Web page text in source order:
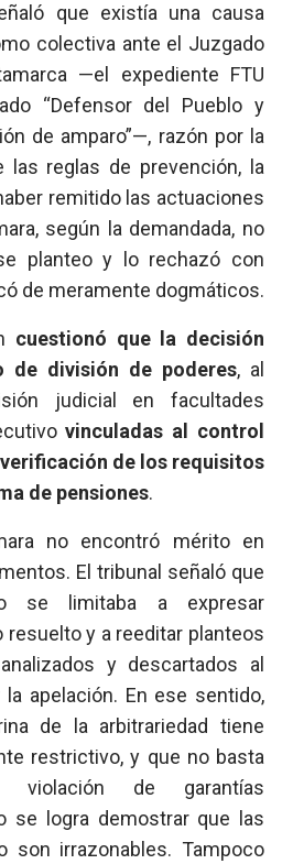
que existía una causa
colectiva ante el Juzgado
—el expediente FTU
“Defensor del Pueblo y
de amparo”—, razón por la
las reglas de prevención, la
remitido las actuaciones
según la demandada, no
planteo y lo rechazó con
de meramente dogmáticos.
cuestionó que la decisión
de división de poderes, al
judicial en facultades
vinculadas al control
de los requisitos
de pensiones.
no encontró mérito en
El tribunal señaló que
se limitaba a expresar
y a reeditar planteos
y descartados al
apelación. En ese sentido,
de la arbitrariedad tiene
restrictivo, y que no basta
de garantías
se logra demostrar que las
son irrazonables. Tampoco